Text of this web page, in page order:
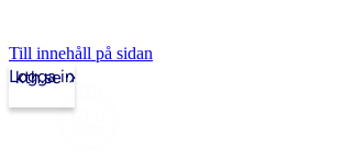
Till innehåll på sidan
kth.se
Logga in